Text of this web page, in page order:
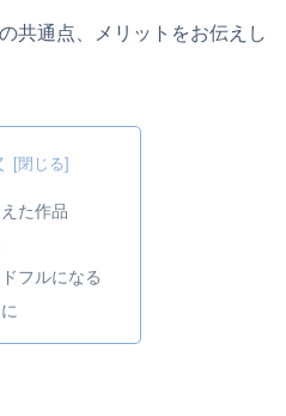
共通点、メリットをお伝えし
た作品
フルになる